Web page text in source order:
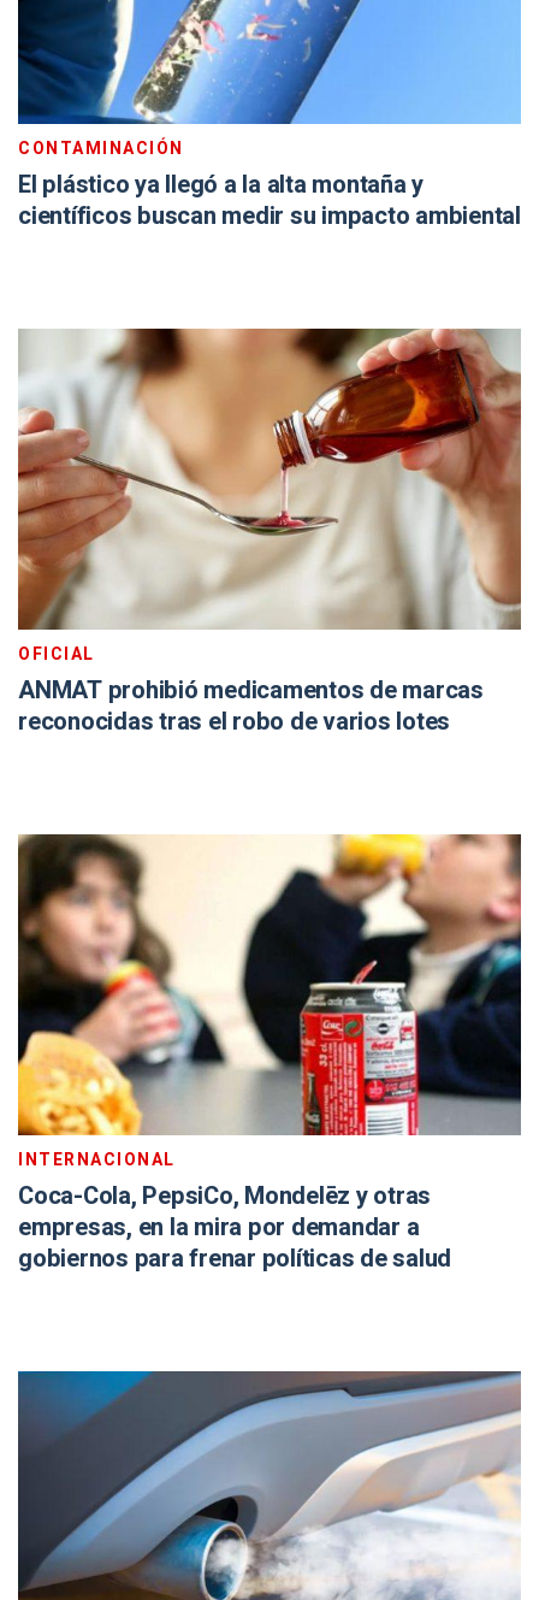
CONTAMINACIÓN
El plástico ya llegó a la alta montaña y
científicos buscan medir su impacto ambiental
OFICIAL
ANMAT prohibió medicamentos de marcas
reconocidas tras el robo de varios lotes
INTERNACIONAL
Coca-Cola, PepsiCo, Mondelēz y otras
empresas, en la mira por demandar a
gobiernos para frenar políticas de salud